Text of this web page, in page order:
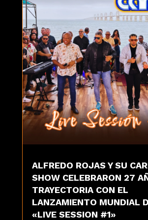
ALFREDO ROJAS Y SU
SHOW CELEBRARON 27
TRAYECTORIA CON EL
LANZAMIENTO MUNDIAL
«LIVE SESSION #1»